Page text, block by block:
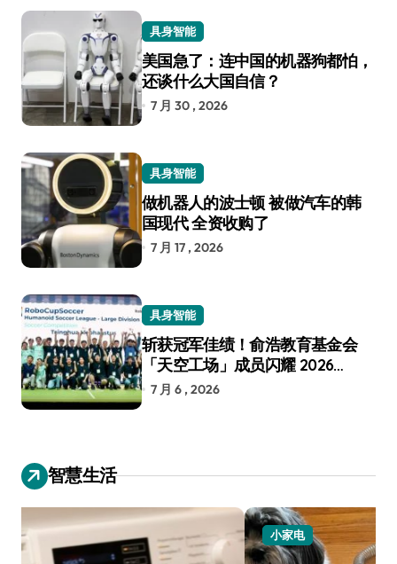
具身智能
美国急了：连中国的机器狗都怕，
还谈什么大国自信？
7 月 30 , 2026
具身智能
做机器人的波士顿 被做汽车的韩
国现代 全资收购了
7 月 17 , 2026
具身智能
斩获冠军佳绩！俞浩教育基金会
「天空工场」成员闪耀 2026
RoboCup 机器人世界杯
7 月 6 , 2026
智慧生活